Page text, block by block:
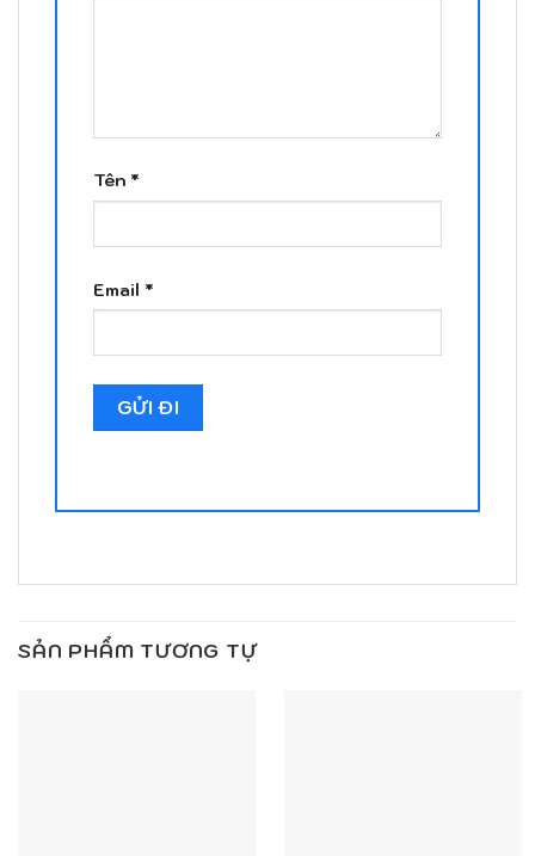
Tên *
Email *
SẢN PHẨM TƯƠNG TỰ